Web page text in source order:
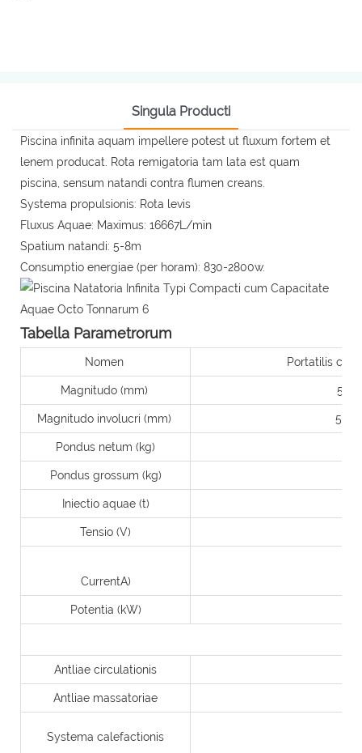
Singula Producti
Piscina infinita aquam impellere potest ut fluxum fortem et
lenem producat. Rota remigatoria tam lata est quam
piscina, sensum natandi contra flumen creans.
Systema propulsionis: Rota levis
Fluxus Aquae: Maximus: 16667L/min
Spatium natandi: 5-8m
Consumptio energiae (per horam): 830-2800w.
Tabella Parametrorum
Nomen Portatilis
Magnitudo (mm)
Magnitudo involucri (mm)
Pondus netum (kg)
Pondus grossum (kg)
Iniectio aquae (t)
Tensio (V)
CurrentA)
Potentia (kW)
Antliae circulationis
Antliae massatoriae
Systema calefactionis